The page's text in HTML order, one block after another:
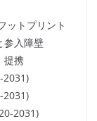
ットプリント
参入障壁
提携
2031)
2031)
2031)